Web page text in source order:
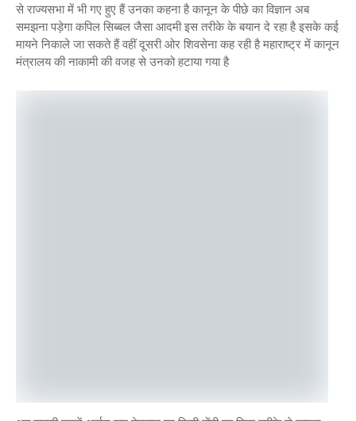
से राज्यसभा में भी गए हुए हैं उनका कहना है कानून के पीछे का विज्ञान अब
समझना पड़ेगा कपिल सिब्बल जैसा आदमी इस तरीके के बयान दे रहा है इसके कई
मायने निकाले जा सकते हैं वहीं दूसरी ओर शिवसेना कह रही है महाराष्ट्र में कानून
मंत्रालय की नाकामी की वजह से उनको हटाया गया है